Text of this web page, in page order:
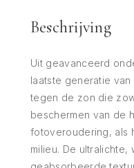
Beschrijving
Uit geavanceerd
laatste generatie
tegen de zon die
beschermen van de
fotoveroudering, als
milieu. De